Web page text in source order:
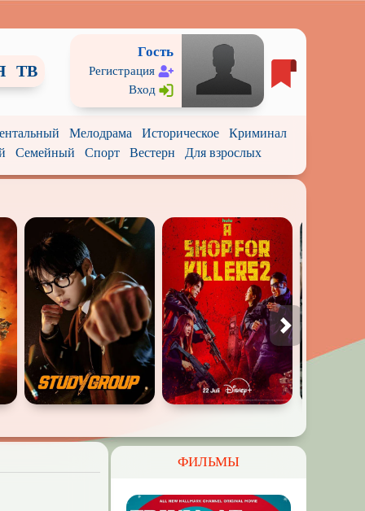
ТВ
Гость
Регистрация
Вход
Мелодрама Историческое
Криминал
Семейный Спорт Вестерн Для взрослых
ФИЛЬМЫ